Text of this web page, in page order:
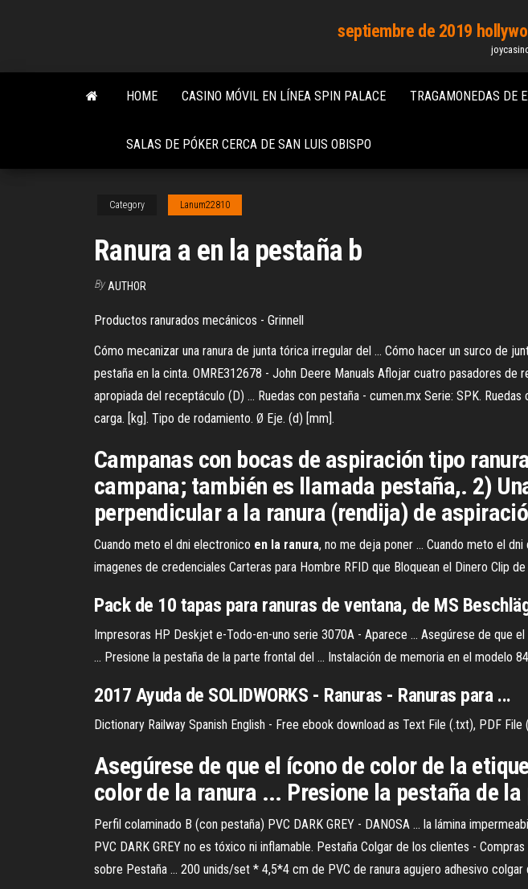
content
septiembre de 2019
HOME CASINO MÓVIL EN LÍNEA SPIN PALACE TRAGAMONEDAS DE
SALAS DE PÓKER CERCA DE SAN LUIS OBISPO
Category Lanum22810
Ranura a en la pestaña b
By AUTHOR
Productos ranurados mecánicos - Grinnell
Cómo mecanizar una ranura de junta tórica irregular del ... Cómo hacer un surco de
pestaña en la cinta. OMRE312678 - John Deere Manuals Aflojar cuatro pasadores
apropiada del receptáculo (D) ... Ruedas con pestaña - cumen.mx Serie: SPK.
carga. [kg]. Tipo de rodamiento. Ø Eje. (d) [mm].
Campanas con bocas de aspiración tipo
campana; también es llamada pestaña,. 2)
perpendicular a la ranura (rendija) de
Cuando meto el dni electronico en la ranura, no me deja poner ... Cuando meto el
imagenes de credenciales Carteras para Hombre RFID que Bloquean el Dinero Clip de
Pack de 10 tapas para ranuras de ventana, de MS
Impresoras HP Deskjet e-Todo-en-uno serie 3070A - Aparece ... Asegúrese de que
... Presione la pestaña de la parte frontal del ... Instalación de memoria en el modelo
2017 Ayuda de SOLIDWORKS - Ranuras - Ranuras para ...
Dictionary Railway Spanish English - Free ebook download as Text File (.txt), PDF
Asegúrese de que el ícono de color de la
color de la ranura ... Presione la pestaña de
Perfil colaminado B (con pestaña) PVC DARK GREY - DANOSA ... la lámina
PVC DARK GREY no es tóxico ni inflamable. Pestaña Colgar de los clientes -
sobre Pestaña ... 200 unids/set * 4,5*4 cm de PVC de ranura agujero adhesivo colgar